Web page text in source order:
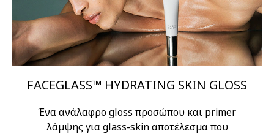
FACEGLASS™ HYDRATING SKIN GLOSS
Ένα ανάλαφρο gloss προσώπου και primer
λάμψης για glass-skin αποτέλεσμα που